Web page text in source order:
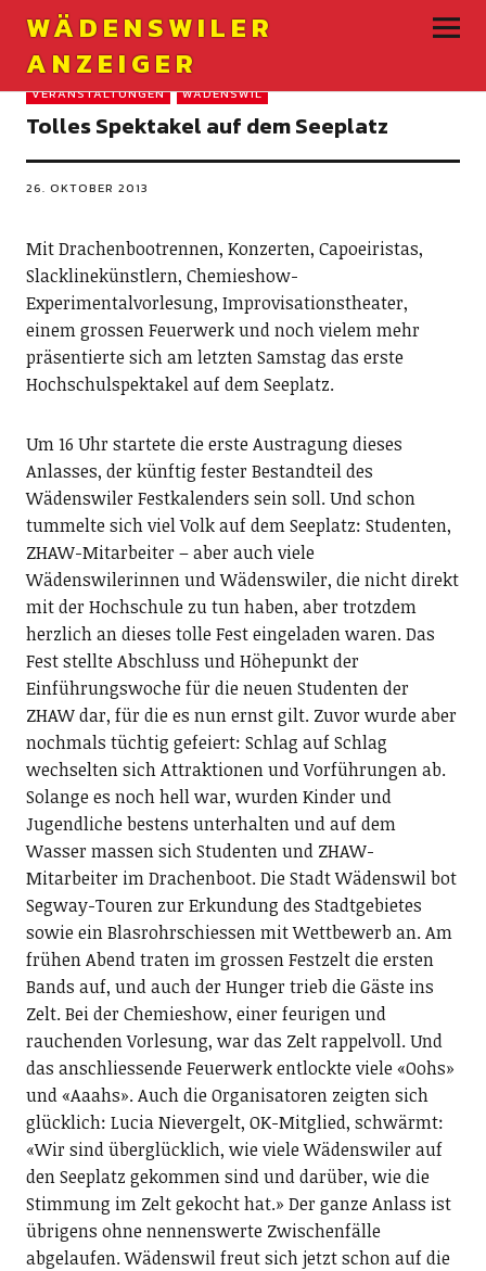
WÄDENSWILER
ANZEIGER
VERANSTALTUNGEN WÄDENSWIL
Tolles Spektakel auf dem Seeplatz
26. OKTOBER 2013
Mit Drachenbootren­nen, Konzerten, Capoeiristas,
Slacklinekünstlern, Chemie­show-
Experimentalvorlesung, Improvisationstheater,
einem grossen Feuerwerk und noch vielem mehr
präsentierte sich am letzten Samstag das erste
Hochschulspektakel auf dem Seeplatz.
Um 16 Uhr startete die erste Austragung dieses
Anlasses, der künftig fester Bestandteil des
Wädenswiler Festkalenders sein soll. Und schon
tummelte sich viel Volk auf dem Seeplatz: Studenten,
ZHAW-Mitarbeiter – aber auch viele
Wädenswilerinnen und Wädenswiler, die nicht direkt
mit der Hochschule zu tun haben, aber trotzdem
herzlich an dieses tolle Fest eingeladen waren. Das
Fest stellte Abschluss und Höhepunkt der
Einführungswoche für die neuen Studenten der
ZHAW dar, für die es nun ernst gilt. Zuvor wurde aber
nochmals tüchtig gefeiert: Schlag auf Schlag
wechselten sich Attraktionen und Vorführungen ab.
Solange es noch hell war, wurden Kinder und
Jugendliche bestens unterhalten und auf dem
Wasser massen sich Studenten und ZHAW-
Mitarbeiter im Drachenboot. Die Stadt Wädenswil bot
Segway-Touren zur Erkundung des Stadtgebietes
sowie ein Blasrohrschiessen mit Wettbewerb an. Am
frühen Abend traten im grossen Festzelt die ersten
Bands auf, und auch der Hunger trieb die Gäste ins
Zelt. Bei der Chemieshow, einer feurigen und
rauchenden Vorlesung, war das Zelt rappelvoll. Und
das anschliessende Feuerwerk entlockte viele «Oohs»
und «Aaahs». Auch die Organisatoren zeigten sich
glücklich: Lucia Nievergelt, OK-Mitglied, schwärmt:
«Wir sind überglücklich, wie viele Wädenswiler auf
den Seeplatz gekommen sind und darüber, wie die
Stimmung im Zelt gekocht hat.» Der ganze Anlass ist
übrigens ohne nennenswerte Zwischenfälle
abgelaufen. Wädenswil freut sich jetzt schon auf die